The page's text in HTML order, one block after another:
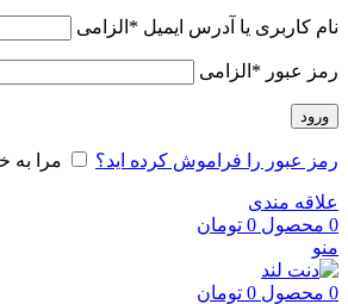
نام کاربری یا آدرس ایمیل * الزامی
رمز عبور * الزامی
ورود
رمز عبور را فراموش کرده اید؟ مرا به
علاقه مندی
0 محصول 0 تومان
منو
0 محصول 0 تومان